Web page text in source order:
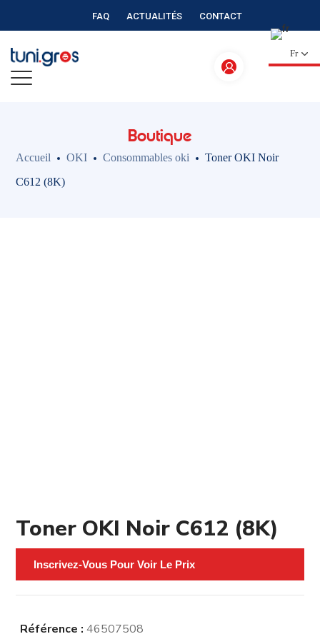
FAQ ACTUALITÉS CONTACT
Fr
Boutique
Accueil OKI Consommables oki
Toner OKI Noir
C612 (8K)
Toner OKI Noir C612 (8K)
Inscrivez-Vous Pour Voir Le Prix
Référence :46507508